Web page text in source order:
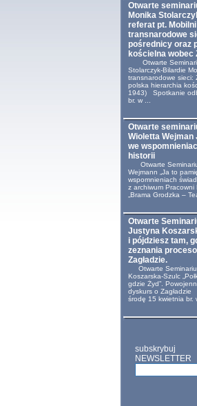
Otwarte
Monika
referat pt.
transnarodowe
pośrednicy oraz
kościelna wobec
Otwarte
Stolarczyk-Bilardie
transnarodowe sieci:
polska hierarchia
1943) Spotkanie
br. w ...
Otwarte
Wioletta Wejman
we
historii
Otwarte
Wejmann „Ja to
wspomnieniach
z archiwum Pracowni
„Brama Grodzka –
Otwarte
Justyna
i pójdziesz tam,
zeznania
Zagładzie.
Otwarte
Koszarska-Szulc
gdzie Żyd”.
dyskurs o
środę 15 kwietnia br.
subskrybuj
NEWSLETTER